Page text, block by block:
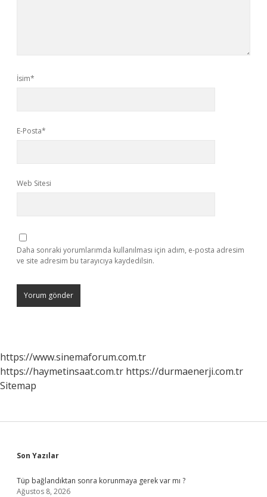
İsim*
E-Posta*
Web Sitesi
Daha sonraki yorumlarımda kullanılması için adım, e-posta adresim
ve site adresim bu tarayıcıya kaydedilsin.
https://www.sinemaforum.com.tr
https://haymetinsaat.com.tr https://durmaenerji.com.tr
Sitemap
Sidebar
Son Yazılar
Tüp bağlandıktan sonra korunmaya gerek var mı ?
Ağustos 8, 2026